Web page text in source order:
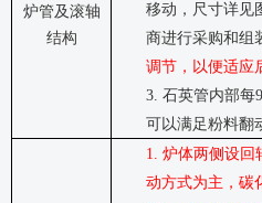
炉管及滚轴
结构
移动，尺寸详见
商进行采购和组
调节，以便适应
3. 石英管内部每
可以满足粉料翻
1. 炉体两侧设回
动方式为主，碳